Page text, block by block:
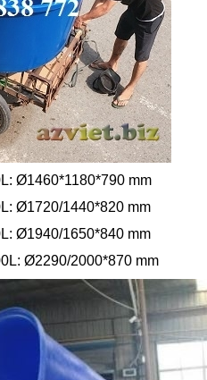
Ø1460*1180*790 mm
Ø1720/1440*820 mm
Ø1940/1650*840 mm
Ø2290/2000*870 mm